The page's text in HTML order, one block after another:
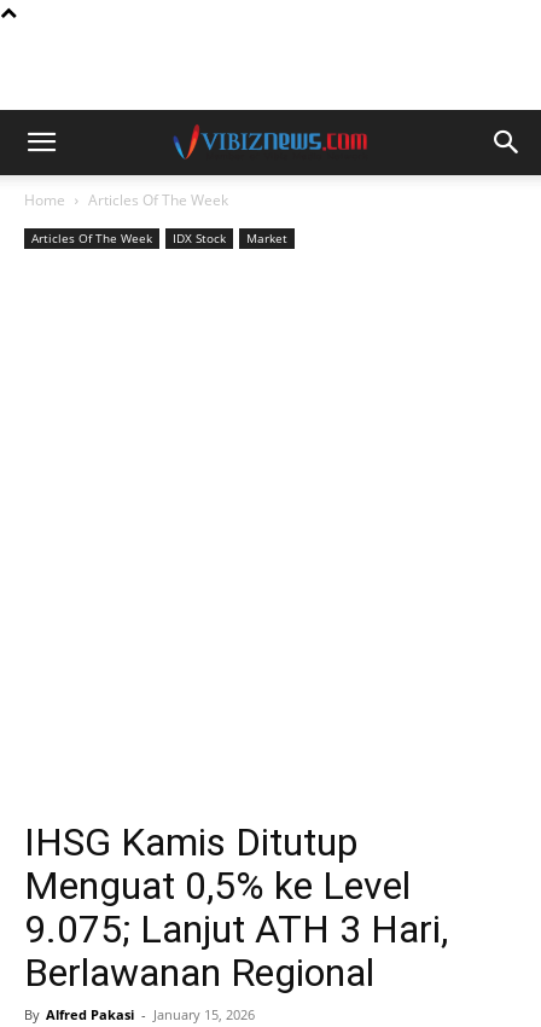
Home Articles Of The Week
Articles Of The Week IDX Stock Market
IHSG Kamis Ditutup
Menguat 0,5% ke Level
9.075; Lanjut ATH 3 Hari,
Berlawanan Regional
By Alfred Pakasi - January 15, 2026